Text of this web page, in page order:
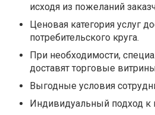
исходя из пожеланий
Ценовая категория услуг
потребительского круга.
При необходимости,
доставят торговые
Выгодные условия
Индивидуальный подход к